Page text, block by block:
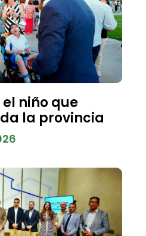
niño que
la provincia